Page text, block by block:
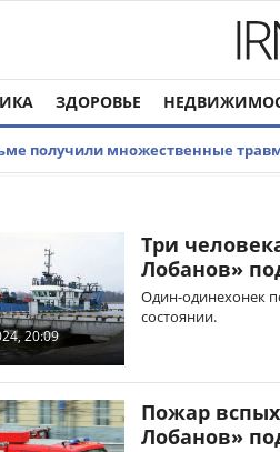
ЗДОРОВЬЕ
получили множественные
20:09
Три
Лобанов»
Один-одинехонек
состоянии.
Пожар
Лобанов»